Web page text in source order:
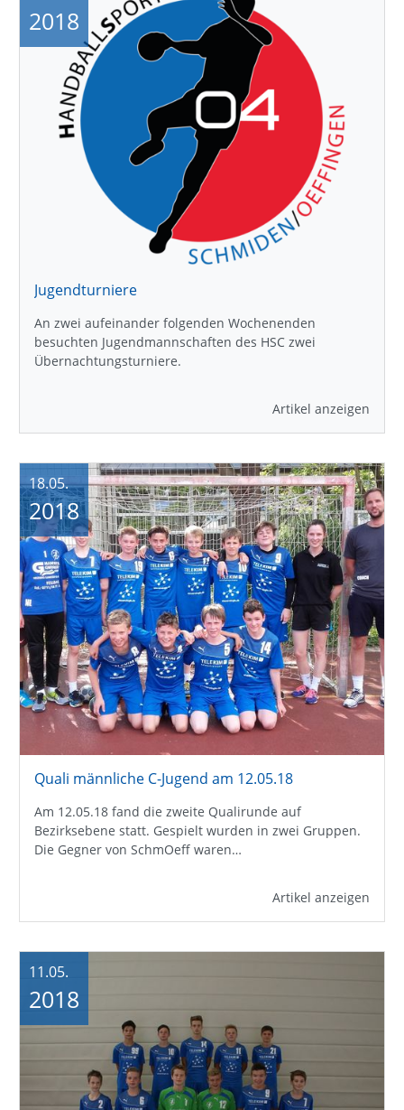
Jugendturniere
An zwei aufeinander folgenden Wochenenden
besuchten Jugendmannschaften des HSC zwei
Übernachtungsturniere.
Artikel anzeigen
2018
Quali männliche C-Jugend am 12.05.18
Am 12.05.18 fand die zweite Qualirunde auf
Bezirksebene statt. Gespielt wurden in zwei Gruppen.
Die Gegner von SchmOeff waren…
Artikel anzeigen
18.05.
2018
11.05.
2018